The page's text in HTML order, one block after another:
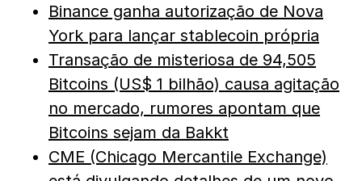
Binance ganha autorização de Nova
York para lançar stablecoin própria
Transação de misteriosa de 94,505
Bitcoins (US$ 1 bilhão) causa agitação
no mercado, rumores apontam que
Bitcoins sejam da Bakkt
CME (Chicago Mercantile Exchange)